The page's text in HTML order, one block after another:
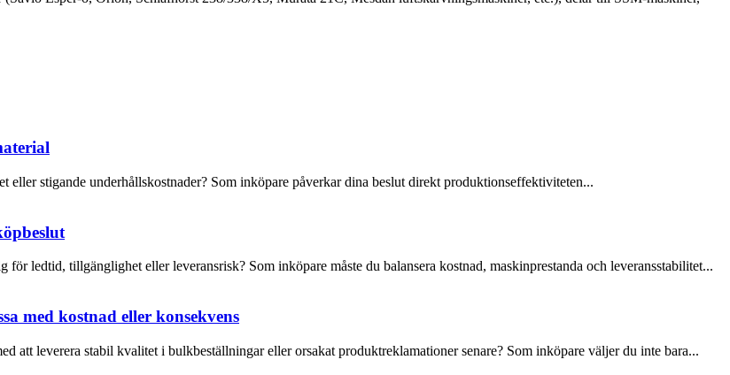
stigande underhållskostnader? Som inköpare påverkar dina beslut direkt produktionseffektiviteten...
ledtid, tillgänglighet eller leveransrisk? Som inköpare måste du balansera kostnad, maskinprestanda och leveransstabilitet...
med kostnad eller konsekvens
att leverera stabil kvalitet i bulkbeställningar eller orsakat produktreklamationer senare? Som inköpare väljer du inte bara...